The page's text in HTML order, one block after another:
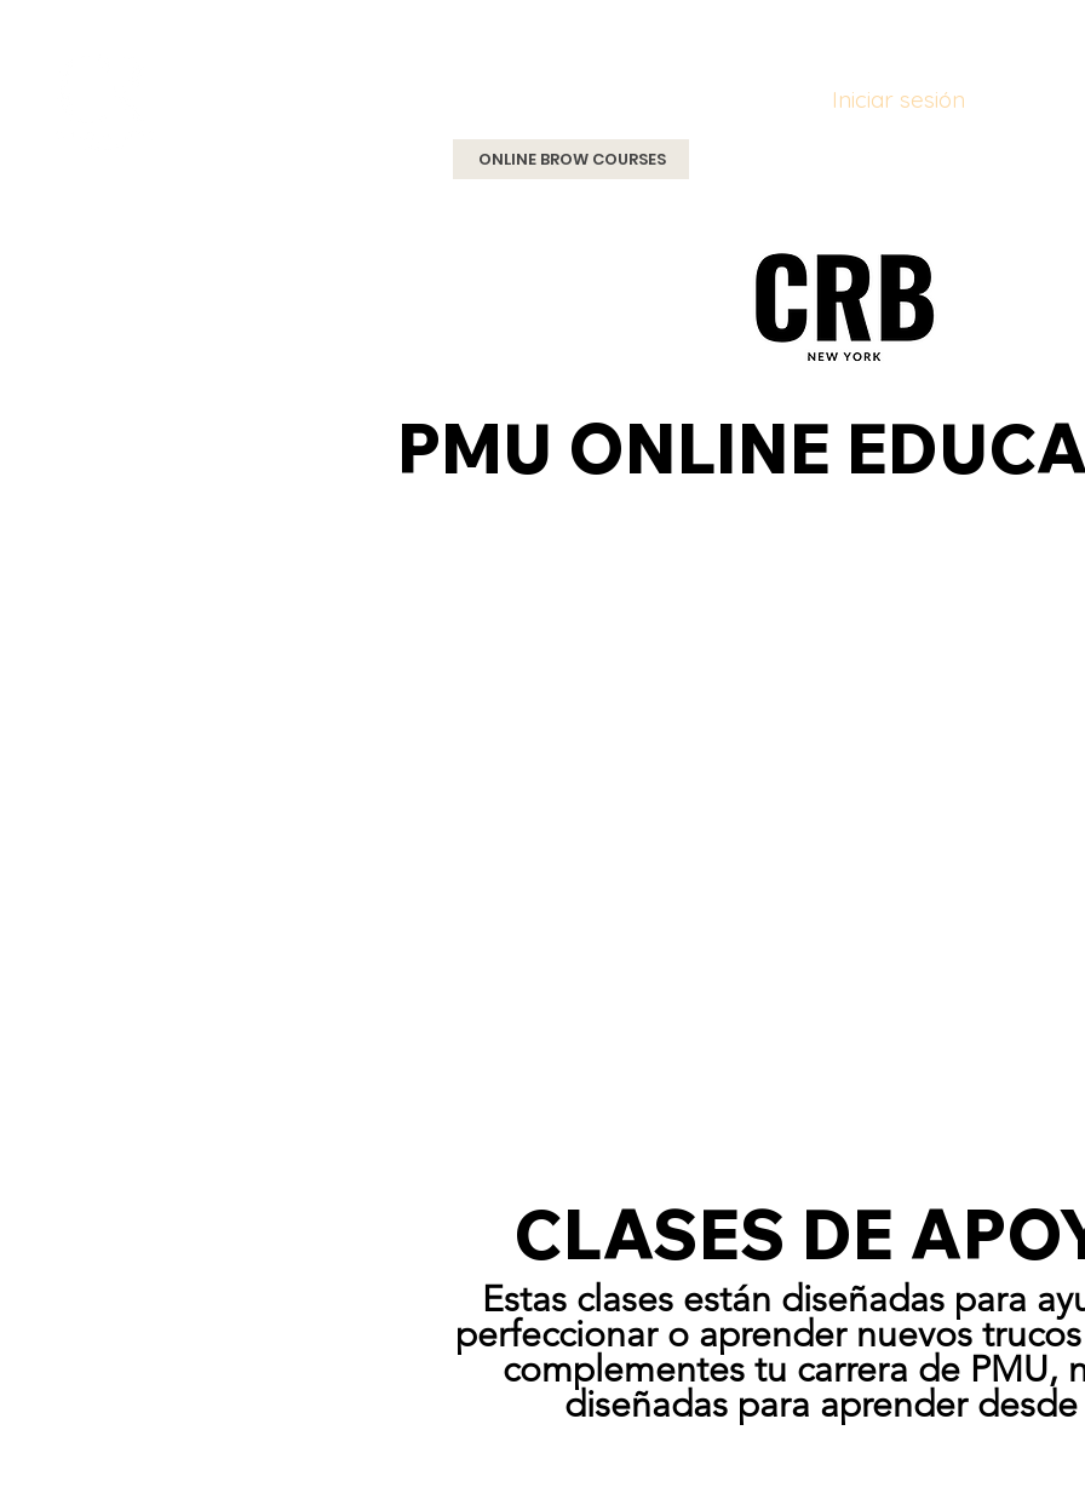
Iniciar sesión
ONLINE BROW COURSES
PMU ONLINE
CLASES DE
Estas clases están diseñadas para
perfeccionar o aprender nuevos
complementes tu carrera de PMU,
diseñadas para aprender desde